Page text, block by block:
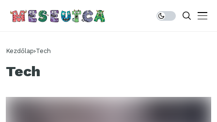
Kezdőlap Tech
Tech